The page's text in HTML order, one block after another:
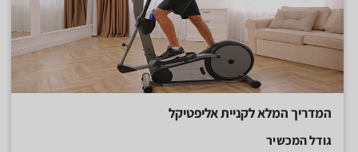
המדריך המלא לקניית אליפטיקל
גודל המכשיר